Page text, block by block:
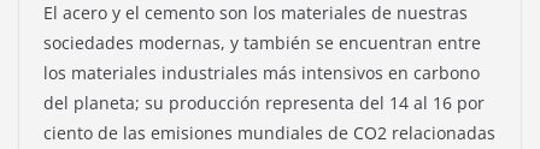
El acero y el cemento son los materiales de nuestras
sociedades modernas, y también se encuentran entre
los materiales industriales más intensivos en carbono
del planeta; su producción representa del 14 al 16 por
ciento de las emisiones mundiales de CO2 relacionadas